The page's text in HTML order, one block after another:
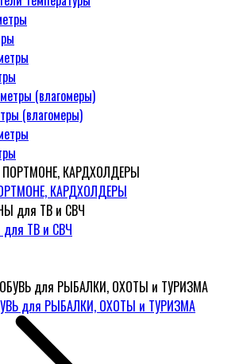
(влагомеры)
КАРДХОЛДЕРЫ
ТВ и СВЧ
для РЫБАЛКИ, ОХОТЫ и ТУРИЗМА